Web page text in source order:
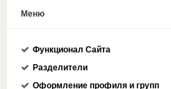
Меню
Функционал Сайта
Разделители
Оформление профиля и групп